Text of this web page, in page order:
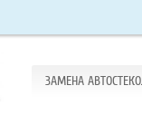
ЗАМЕНА